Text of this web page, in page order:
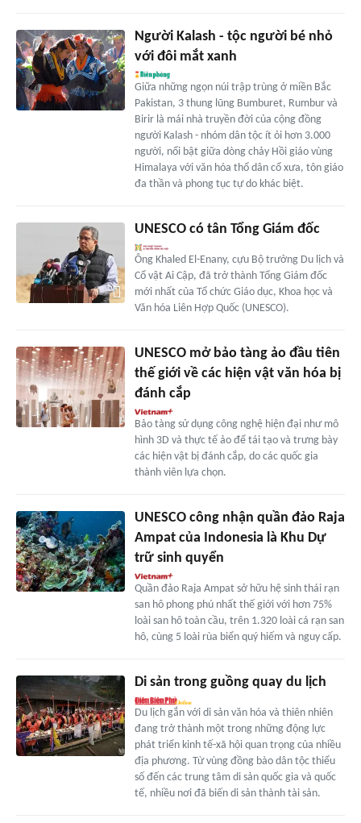
Người Kalash - tộc người bé nhỏ
với đôi mắt xanh
Giữa những ngọn núi trập trùng ở miền Bắc
Pakistan, 3 thung lũng Bumburet, Rumbur và
Birir là mái nhà truyền đời của cộng đồng
người Kalash - nhóm dân tộc ít ỏi hơn 3.000
người, nổi bật giữa dòng chảy Hồi giáo vùng
Himalaya với văn hóa thổ dân cổ xưa, tôn giáo
đa thần và phong tục tự do khác biệt.
UNESCO có tân Tổng Giám đốc
Ông Khaled El-Enany, cựu Bộ trưởng Du lịch và
Cổ vật Ai Cập, đã trở thành Tổng Giám đốc
mới nhất của Tổ chức Giáo dục, Khoa học và
Văn hóa Liên Hợp Quốc (UNESCO).
UNESCO mở bảo tàng ảo đầu tiên
thế giới về các hiện vật văn hóa bị
đánh cắp
Bảo tàng sử dụng công nghệ hiện đại như mô
hình 3D và thực tế ảo để tái tạo và trưng bày
các hiện vật bị đánh cắp, do các quốc gia
thành viên lựa chọn.
UNESCO công nhận quần đảo Raja
Ampat của Indonesia là Khu Dự
trữ sinh quyển
Quần đảo Raja Ampat sở hữu hệ sinh thái rạn
san hô phong phú nhất thế giới với hơn 75%
loài san hô toàn cầu, trên 1.320 loài cá rạn san
hô, cùng 5 loài rùa biển quý hiếm và nguy cấp.
Di sản trong guồng quay du lịch
Du lịch gắn với di sản văn hóa và thiên nhiên
đang trở thành một trong những động lực
phát triển kinh tế-xã hội quan trọng của nhiều
địa phương. Từ vùng đồng bào dân tộc thiểu
số đến các trung tâm di sản quốc gia và quốc
tế, nhiều nơi đã biến di sản thành tài sản.